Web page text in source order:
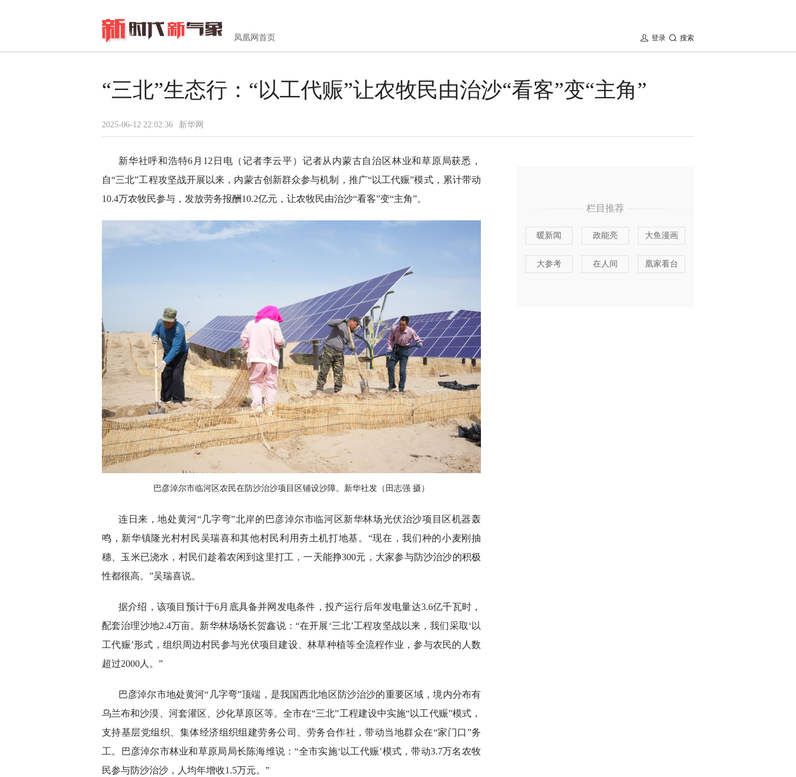
凤凰网首页 搜索
登录
“三北”生态行：“以工代赈”让农牧民由治沙“看客”变“主角”
2025-06-12 22:02:36 新华网
新华社呼和浩特6月12日电（记者李云平）记者从内蒙古自治区林业和草原局获悉，
自“三北”工程攻坚战开展以来，内蒙古创新群众参与机制，推广“以工代赈”模式，累计带动
10.4万农牧民参与，发放劳务报酬10.2亿元，让农牧民由治沙“看客”变“主角”。
巴彦淖尔市临河区农民在防沙治沙项目区铺设沙障。新华社发（田志强 摄）
连日来，地处黄河“几字弯”北岸的巴彦淖尔市临河区新华林场光伏治沙项目区机器轰
鸣，新华镇隆光村村民吴瑞喜和其他村民利用夯土机打地基。“现在，我们种的小麦刚抽
穗、玉米已浇水，村民们趁着农闲到这里打工，一天能挣300元，大家参与防沙治沙的积极
性都很高。”吴瑞喜说。
据介绍，该项目预计于6月底具备并网发电条件，投产运行后年发电量达3.6亿千瓦时，
配套治理沙地2.4万亩。新华林场场长贺鑫说：“在开展‘三北’工程攻坚战以来，我们采取‘以
工代赈’形式，组织周边村民参与光伏项目建设、林草种植等全流程作业，参与农民的人数
超过2000人。”
巴彦淖尔市地处黄河“几字弯”顶端，是我国西北地区防沙治沙的重要区域，境内分布有
乌兰布和沙漠、河套灌区、沙化草原区等。全市在“三北”工程建设中实施“以工代赈”模式，
支持基层党组织、集体经济组织组建劳务公司、劳务合作社，带动当地群众在“家门口”务
工。巴彦淖尔市林业和草原局局长陈海维说：“全市实施‘以工代赈’模式，带动3.7万名农牧
民参与防沙治沙，人均年增收1.5万元。”
栏目推荐
暖新闻 政能亮 大鱼漫画
大参考 在人间 凰家看台